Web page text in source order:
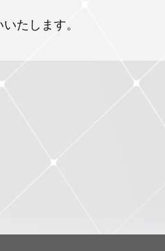
たします。